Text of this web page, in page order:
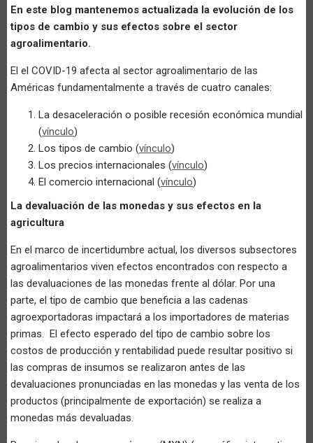
En este blog mantenemos actualizada la evolución de los
tipos de cambio y sus efectos sobre el sector
agroalimentario.
El el COVID-19 afecta al sector agroalimentario de las
Américas fundamentalmente a través de cuatro canales:
La desaceleración o posible recesión económica mundial
(vínculo)
Los tipos de cambio (vínculo)
Los precios internacionales (vínculo)
El comercio internacional (vínculo)
La devaluación de las monedas y sus efectos en la
agricultura
En el marco de incertidumbre actual, los diversos subsectores
agroalimentarios viven efectos encontrados con respecto a
las devaluaciones de las monedas frente al dólar. Por una
parte, el tipo de cambio que beneficia a las cadenas
agroexportadoras impactará a los importadores de materias
primas. El efecto esperado del tipo de cambio sobre los
costos de producción y rentabilidad puede resultar positivo si
las compras de insumos se realizaron antes de las
devaluaciones pronunciadas en las monedas y las venta de los
productos (principalmente de exportación) se realiza a
monedas más devaluadas.